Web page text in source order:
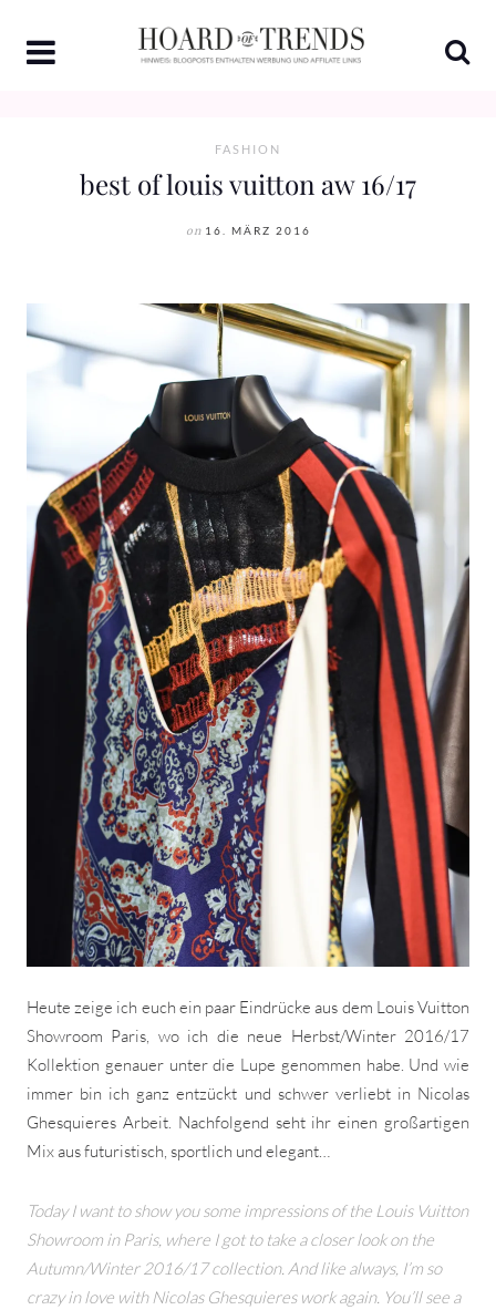
content
FASHION
best of louis vuitton aw 16/17
on 16. MÄRZ 2016
Heute zeige ich euch ein paar Eindrücke aus dem Louis Vuitton
Showroom Paris, wo ich die neue Herbst/Winter 2016/17
Kollektion genauer unter die Lupe genommen habe. Und wie
immer bin ich ganz entzückt und schwer verliebt in Nicolas
Ghesquieres Arbeit. Nachfolgend seht ihr einen großartigen
Mix aus futuristisch, sportlich und elegant…
Today I want to show you some impressions of the Louis Vuitton
Showroom in Paris, where I got to take a closer look on the
Autumn/Winter 2016/17 collection. And like always, I’m so
crazy in love with Nicolas Ghesquieres work again. You’ll see a